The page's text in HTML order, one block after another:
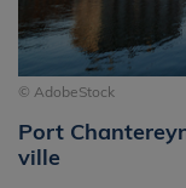
© AdobeStock
Port
ville